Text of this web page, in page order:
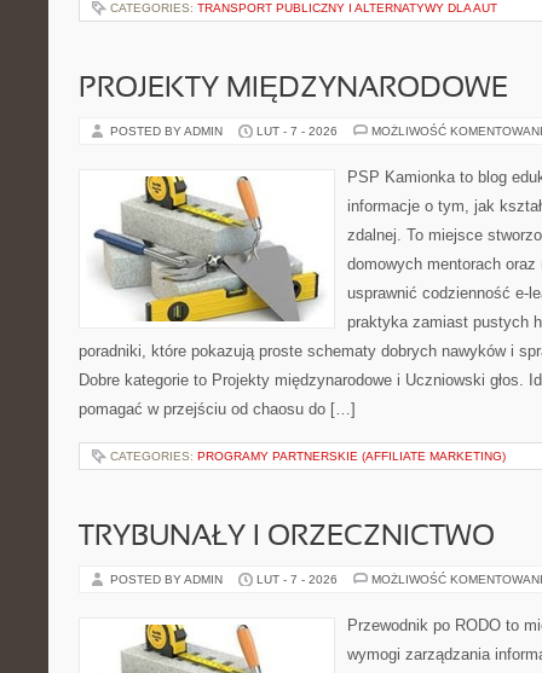
CATEGORIES: TRANSPORT PUBLICZNY I ALTERNATYWY DLA AUT
PROJEKTY MIĘDZYNARODOWE
POSTED BY ADMIN LUT - 7 - 2026 MOŻLIWOŚĆ
PSP Kamionka to blog
informacje o tym, jak
zdalnej. To miejsce
domowych mentorach
usprawnić codzienność e-
praktyka zamiast pustych
poradniki, które pokazują proste schematy dobrych nawyków i
Dobre kategorie to Projekty międzynarodowe i Uczniowski głos.
pomagać w przejściu od chaosu do […]
CATEGORIES: PROGRAMY PARTNERSKIE (AFFILIATE MARKETING)
TRYBUNAŁY I ORZECZNICTWO
POSTED BY ADMIN LUT - 7 - 2026 MOŻLIWOŚĆ
Przewodnik po RODO to
wymogi zarządzania